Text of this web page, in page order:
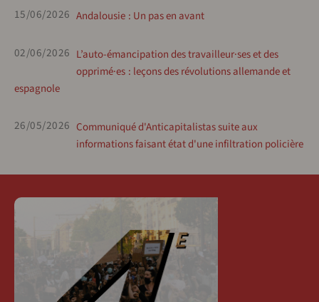
15/06/2026 Andalousie : Un pas en avant
02/06/2026 L’auto-émancipation des travailleur·ses et des
opprimé·es : leçons des révolutions allemande et
espagnole
26/05/2026 Communiqué d'Anticapitalistas suite aux
informations faisant état d'une infiltration policière